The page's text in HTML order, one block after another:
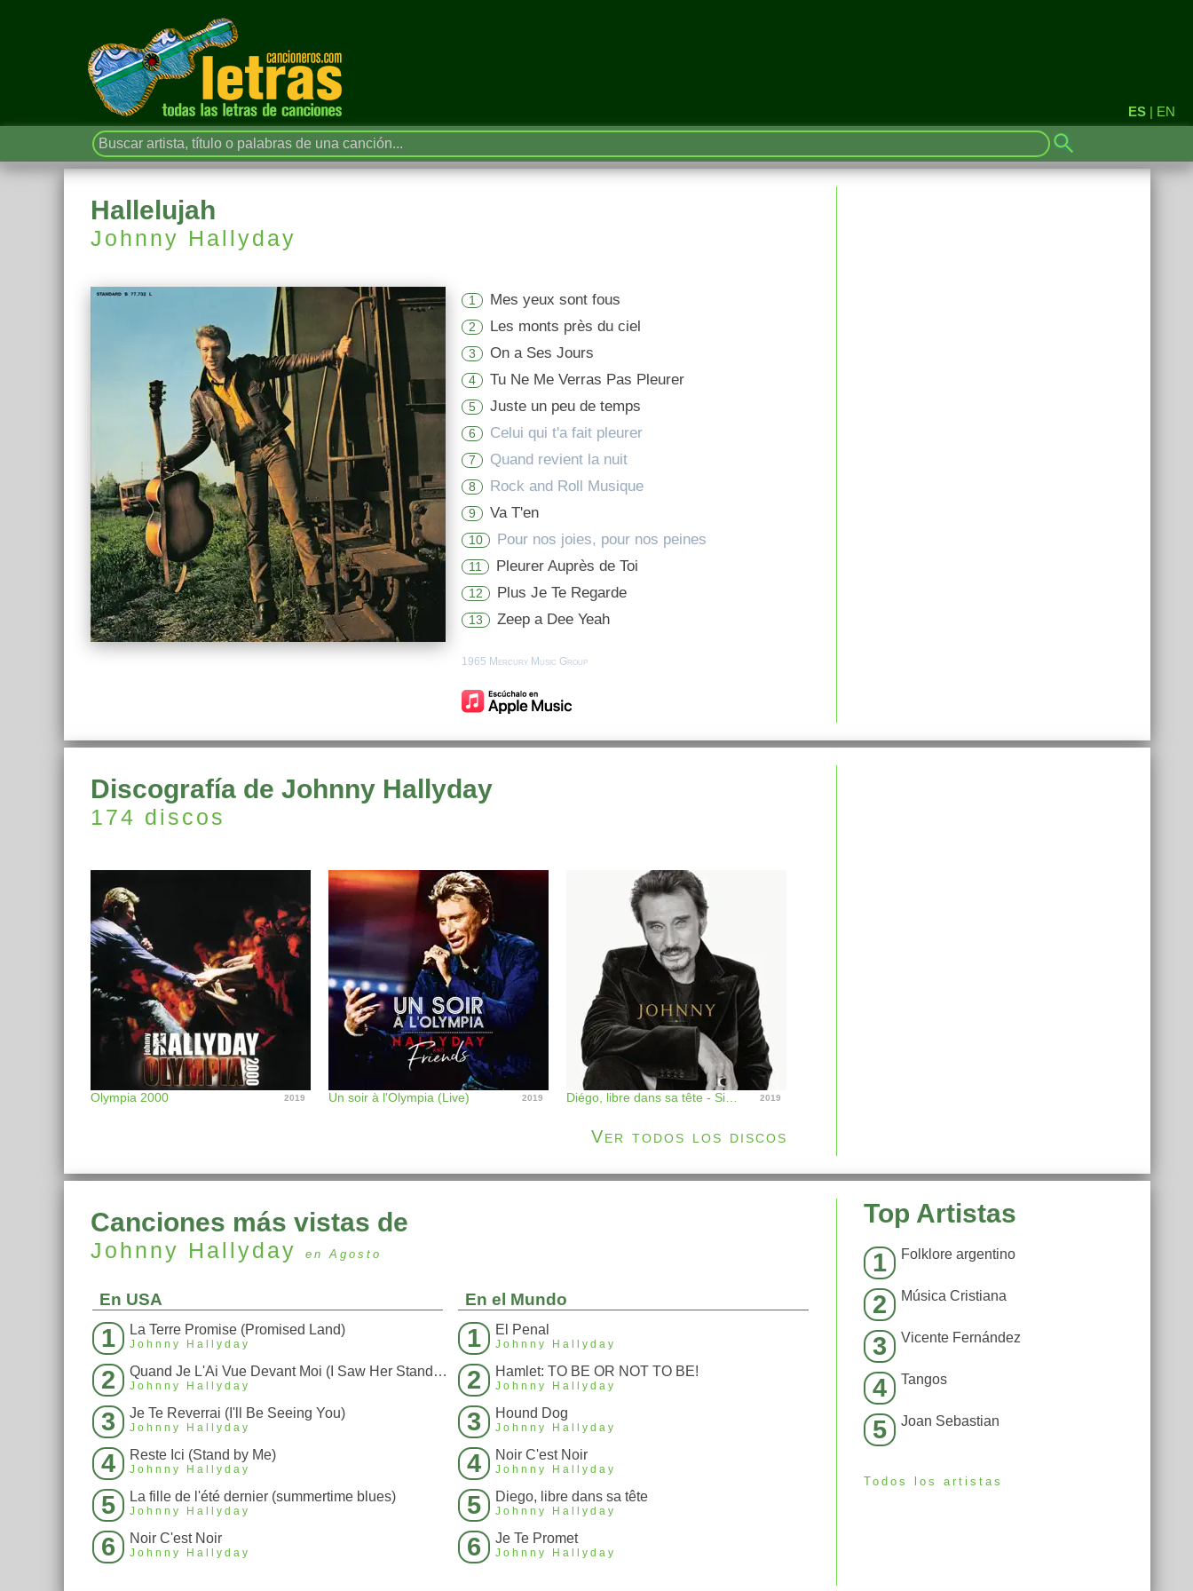
ES | EN
Hallelujah
Johnny Hallyday
1 Mes yeux sont fous
2 Les monts près du ciel
3 On a Ses Jours
4 Tu Ne Me Verras Pas Pleurer
5 Juste un peu de temps
6 Celui qui t'a fait pleurer
7 Quand revient la nuit
8 Rock and Roll Musique
9 Va T'en
10 Pour nos joies, pour nos peines
11 Pleurer Auprès de Toi
12 Plus Je Te Regarde
13 Zeep a Dee Yeah
1965 Mercury Music Group
Discografía de Johnny Hallyday
174 discos
Olympia 2000 2019 Un soir à l'Olympia (Live) 2019 2019
Ver todos los discos
Canciones más vistas de
Johnny Hallyday en Agosto
En USA
1 La Terre Promise (Promised Land)
Johnny Hallyday
2 Quand Je L'Ai Vue Devant Moi (I Saw Her Standing)
Johnny Hallyday
3 Je Te Reverrai (I'll Be Seeing You)
Johnny Hallyday
4 Reste Ici (Stand by Me)
Johnny Hallyday
5 La fille de l'été dernier (summertime blues)
Johnny Hallyday
6 Noir C'est Noir
Johnny Hallyday
En el Mundo
1 El Penal
Johnny Hallyday
2 Hamlet: TO BE OR NOT TO BE!
Johnny Hallyday
3 Hound Dog
Johnny Hallyday
4 Noir C'est Noir
Johnny Hallyday
5 Diego, libre dans sa tête
Johnny Hallyday
6 Je Te Promet
Johnny Hallyday
Top Artistas
1 Folklore argentino
2 Música Cristiana
3 Vicente Fernández
4 Tangos
5 Joan Sebastian
Todos los artistas